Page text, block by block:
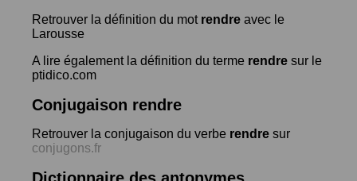
Retrouver la définition du mot rendre avec le
Larousse
A lire également la définition du terme rendre sur le
ptidico.com
Conjugaison rendre
Retrouver la conjugaison du verbe rendre sur
conjugons.fr